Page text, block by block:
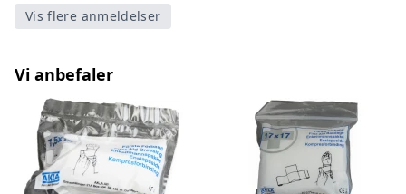
Vis flere anmeldelser
Vi anbefaler